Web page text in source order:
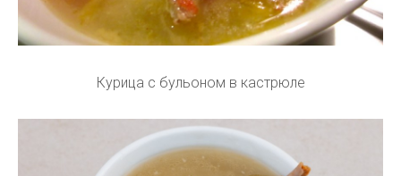
Курица с бульоном в кастрюле